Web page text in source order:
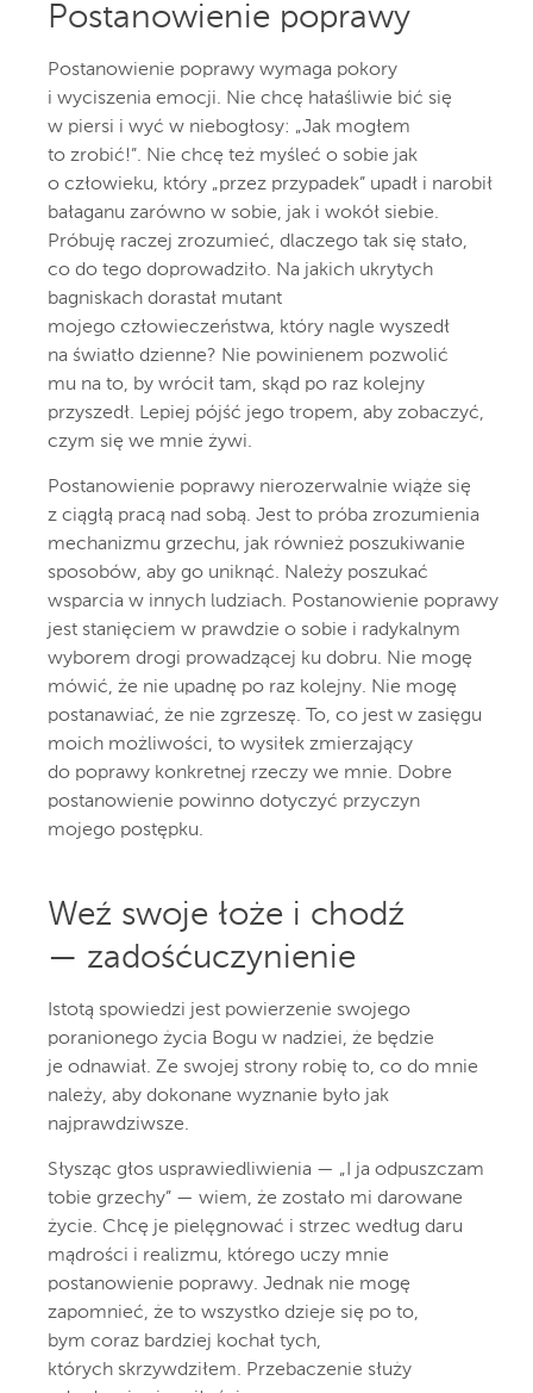
Postanowienie poprawy
Postanowienie poprawy wymaga pokory
i wyciszenia emocji. Nie chcę hałaśliwie bić się
w piersi i wyć w niebogłosy: „Jak mogłem
to zrobić!”. Nie chcę też myśleć o sobie jak
o człowieku, który „przez przypadek” upadł i narobił
bałaganu zarówno w sobie, jak i wokół siebie.
Próbuję raczej zrozumieć, dlaczego tak się stało,
co do tego doprowadziło. Na jakich ukrytych
bagniskach dorastał mutant
mojego człowieczeństwa, który nagle wyszedł
na światło dzienne? Nie powinienem pozwolić
mu na to, by wrócił tam, skąd po raz kolejny
przyszedł. Lepiej pójść jego tropem, aby zobaczyć,
czym się we mnie żywi.
Postanowienie poprawy nierozerwalnie wiąże się
z ciągłą pracą nad sobą. Jest to próba zrozumienia
mechanizmu grzechu, jak również poszukiwanie
sposobów, aby go uniknąć. Należy poszukać
wsparcia w innych ludziach. Postanowienie poprawy
jest stanięciem w prawdzie o sobie i radykalnym
wyborem drogi prowadzącej ku dobru. Nie mogę
mówić, że nie upadnę po raz kolejny. Nie mogę
postanawiać, że nie zgrzeszę. To, co jest w zasięgu
moich możliwości, to wysiłek zmierzający
do poprawy konkretnej rzeczy we mnie. Dobre
postanowienie powinno dotyczyć przyczyn
mojego postępku.
Weź swoje łoże i chodź
— zadośćuczynienie
Istotą spowiedzi jest powierzenie swojego
poranionego życia Bogu w nadziei, że będzie
je odnawiał. Ze swojej strony robię to, co do mnie
należy, aby dokonane wyznanie było jak
najprawdziwsze.
Słysząc głos usprawiedliwienia — „I ja odpuszczam
tobie grzechy” — wiem, że zostało mi darowane
życie. Chcę je pielęgnować i strzec według daru
mądrości i realizmu, którego uczy mnie
postanowienie poprawy. Jednak nie mogę
zapomnieć, że to wszystko dzieje się po to,
bym coraz bardziej kochał tych,
których skrzywdziłem. Przebaczenie służy